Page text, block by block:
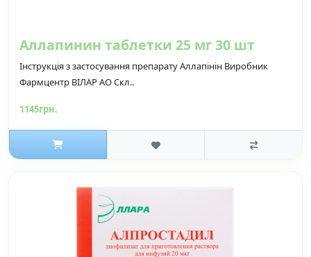
Аллапинин таблетки 25 мг 30 шт
Інструкція з застосування препарату Аллапінін Виробник
Фармцентр ВІЛАР АО Скл..
1145грн.